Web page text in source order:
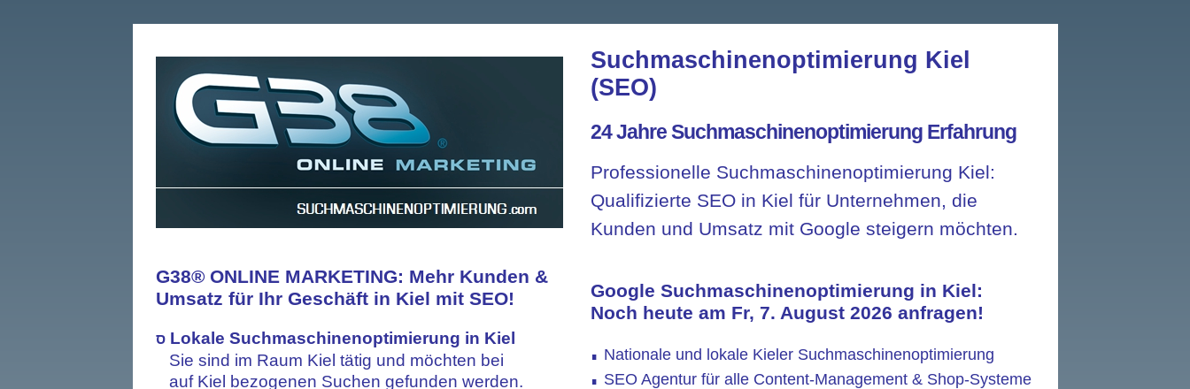
Suchmaschinenoptimierung Kiel
(SEO)
24 Jahre Suchmaschinenoptimierung Erfahrung
Professionelle Suchmaschinenoptimierung Kiel:
Qualifizierte SEO in Kiel für Unternehmen, die
Kunden und Umsatz mit Google steigern möchten.
G38® ONLINE MARKETING: Mehr Kunden &
Umsatz für Ihr Geschäft in Kiel mit SEO!
ס Lokale Suchmaschinenoptimierung in Kiel
Sie sind im Raum Kiel tätig und möchten bei
auf Kiel bezogenen Suchen gefunden werden.
Google Suchmaschinenoptimierung in Kiel:
Noch heute am Fr, 7. August 2026 anfragen!
∎ Nationale und lokale Kieler Suchmaschinenoptimierung
∎ SEO Agentur für alle Content-Management & Shop-Systeme